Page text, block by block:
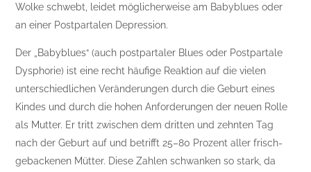
Wolke schwebt, leidet möglicherweise am Babyblues oder
an einer Postpartalen Depression.
Der „Babyblues“ (auch postpartaler Blues oder Postpartale
Dysphorie) ist eine recht häufige Reaktion auf die vielen
unterschiedlichen Veränderungen durch die Geburt eines
Kindes und durch die hohen Anforderungen der neuen Rolle
als Mutter. Er tritt zwischen dem dritten und zehnten Tag
nach der Geburt auf und betrifft 25–80 Prozent aller frisch-
gebackenen Mütter. Diese Zahlen schwanken so stark, da